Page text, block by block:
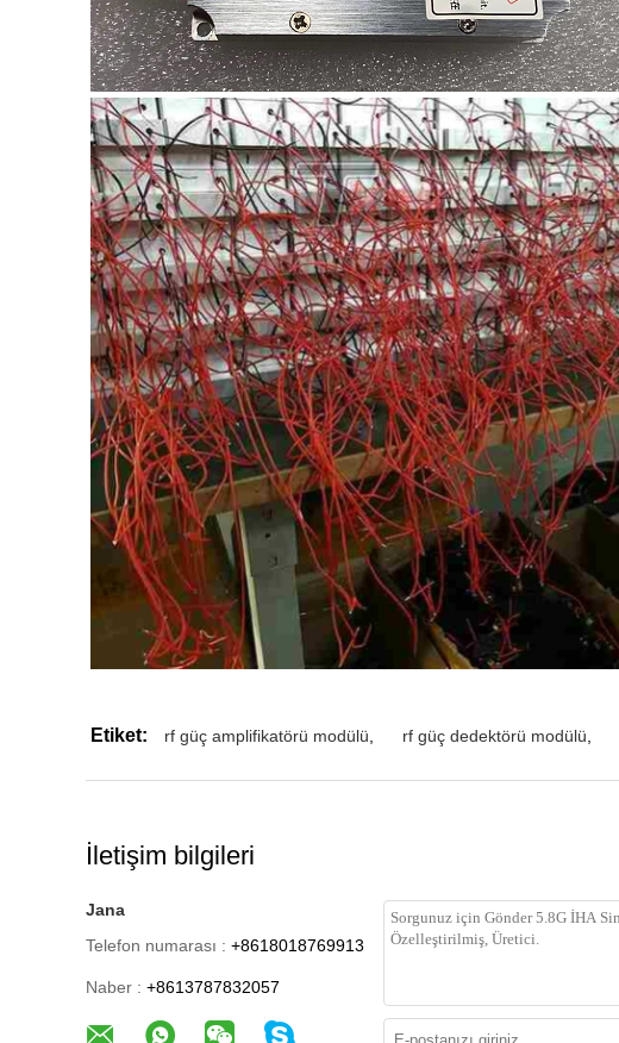
Etiket: rf güç amplifikatörü modülü rf güç dedektörü modülü
İletişim bilgileri
Jana
Telefon numarası : +8618018769913
Naber : +8613787832057